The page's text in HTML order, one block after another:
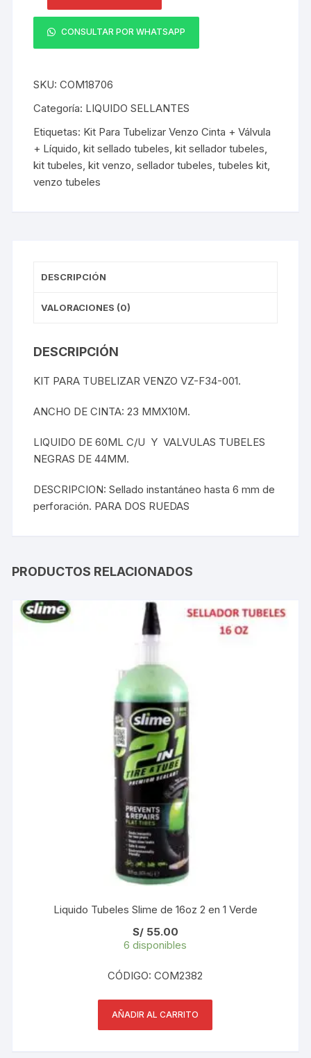
Para
Tubelizar
Venzo
+
Válvula
Líquido
cantidad
CONSULTAR POR WHATSAPP
SKU:COM18706
Categoría: LIQUIDO SELLANTES
Etiquetas: Kit Para Tubelizar Venzo Cinta + Válvula
+ Líquido,kit sellado tubeles,kit sellador tubeles,
kit tubeles,kit venzo,sellador tubeles,tubeles kit,
venzo tubeles
DESCRIPCIÓN
VALORACIONES (0)
DESCRIPCIÓN
KIT PARA TUBELIZAR VENZO VZ-F34-001.
ANCHO DE CINTA: 23 MMX10M.
LIQUIDO DE 60ML C/U Y VALVULAS TUBELES
NEGRAS DE 44MM.
DESCRIPCION: Sellado instantáneo hasta 6 mm de
perforación. PARA DOS RUEDAS
PRODUCTOS RELACIONADOS
Liquido Tubeles Slime de 16oz 2 en 1 Verde
S/55.00
6 disponibles
CÓDIGO: COM2382
AÑADIR AL CARRITO